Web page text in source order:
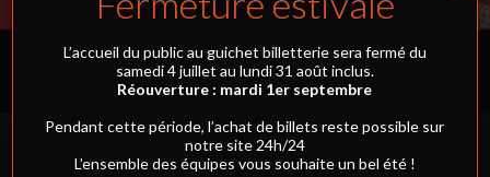
Si vous souhaitez recevoir notre brochure, obtenir des
renseignements ou recevoir un devis , notre équipe est à votre
L’accueil du public au guichet billetterie sera fermé du
samedi 4 juillet au lundi 31 août inclus.
Réouverture : mardi 1er septembre
Pendant cette période, l’achat de billets reste possible sur
notre site 24h/24
L’ensemble des équipes vous souhaite un bel été !